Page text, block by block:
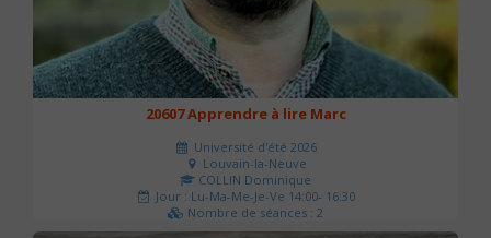
20607 Apprendre à lire Marc
Université d'été 2026
Louvain-la-Neuve
COLLIN Dominique
Jour : Lu-Ma-Me-Je-Ve 14:00- 16:30
Nombre de séances : 2
51 €